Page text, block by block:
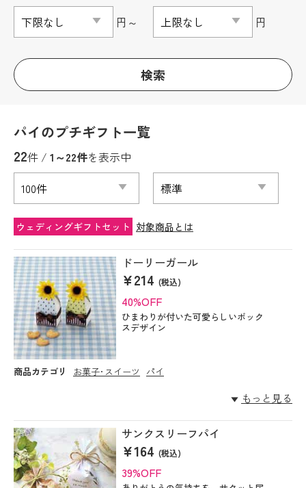
円～ 円
検索
パイのプチギフト一覧
22件 / 1～22件を表示中
ウェディングギフトセット 対象商品とは
ドーリーガール
¥214(税込)
40%OFF
ひまわりが付いた可愛らしいボック
スデザイン
商品カテゴリ お菓子･スイーツ パイ
もっと見る
サンクスリーフパイ
¥164(税込)
39%OFF